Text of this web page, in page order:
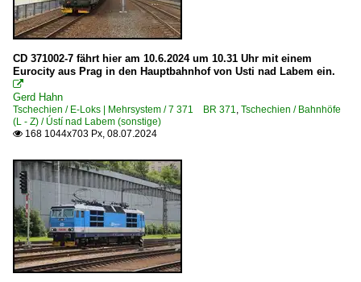
CD 371002-7 fährt hier am 10.6.2024 um 10.31 Uhr mit einem
Eurocity aus Prag in den Hauptbahnhof von Usti nad Labem ein.

Gerd Hahn
Tschechien / E-Loks | Mehrsystem / 7 371 BR 371, Tschechien / Bahnhöfe
(L - Z) / Ústí nad Labem (sonstige)
 168 1044x703 Px, 08.07.2024